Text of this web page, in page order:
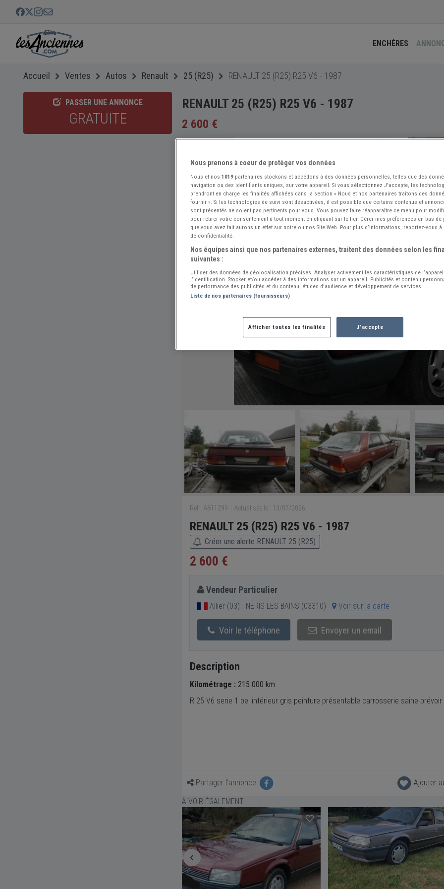
ENCHÈRES
Accueil Ventes Autos Renault 25 (R25) RENAULT 25 (R25) R25 V6 - 1987
PASSER UNE ANNONCE
GRATUITE
RENAULT 25 (R25) R25 V6 - 1987
2 600 €
Réf : A811299 Actualisée le : 13/07/2026
RENAULT 25 (R25) R25 V6 - 1987
Créer une alerte RENAULT 25 (R25)
2 600 €
Vendeur Particulier
Allier (03) - NERIS-LES-BAINS (03310) Voir sur la carte
Voir le téléphone Envoyer un email
Description
Kilométrage : 215 000 km
R 25 V6 serie 1 bel intérieur gris peinture présentable carrosserie saine
Partager l'annonce
Ajouter
À VOIR ÉGALEMENT
Nous prenons à coeur de protéger vos données
Nous et nos 1019 partenaires stockons et accédons à des données personnelles, telles que des
navigation ou des identifiants uniques, sur votre appareil. Si vous sélectionnez J'accepte, les
prendront en charge les finalités affichées dans la section « Nous et nos partenaires traitons des
fournir ». Si les technologies de suivi sont désactivées, il est possible que certains contenus et
sont présentés ne soient pas pertinents pour vous. Vous pouvez faire réapparaître ce menu pour
pour retirer votre consentement à tout moment en cliquant sur le lien Gérer mes préférences en bas de
que vous avez fait aurons un effet sur notre ou nos Site Web. Pour plus d’informations, reportez-vous
de confidentialité.
Nos équipes ainsi que nos partenaires externes, traitent des données selon les
suivantes :
Utiliser des données de géolocalisation précises. Analyser activement les caractéristiques de
l’identification. Stocker et/ou accéder à des informations sur un appareil. Publicités et contenu
de performance des publicités et du contenu, études d’audience et développement de services.
Liste de nos partenaires (fournisseurs)
Afficher toutes les finalités J'accepte